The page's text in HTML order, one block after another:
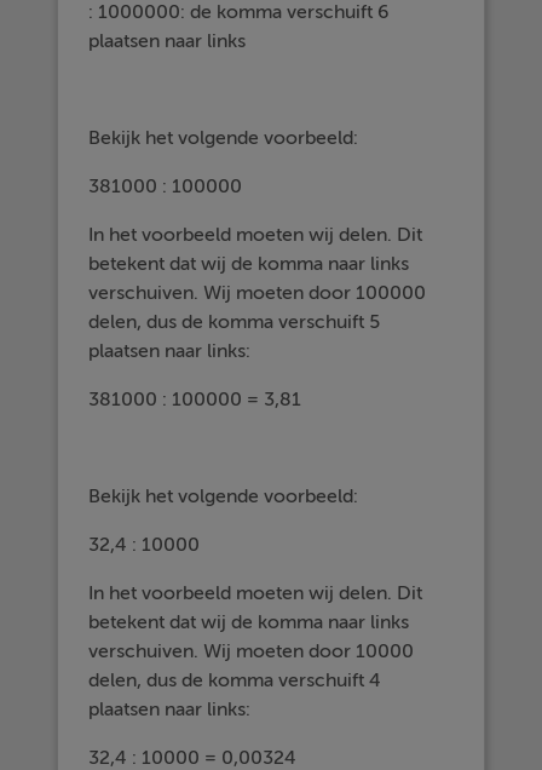
: 1000000: de komma verschuift 6
plaatsen naar links
Bekijk het volgende voorbeeld:
381000 : 100000
In het voorbeeld moeten wij delen. Dit
betekent dat wij de komma naar links
verschuiven. Wij moeten door 100000
delen, dus de komma verschuift 5
plaatsen naar links:
381000 : 100000 = 3,81
Bekijk het volgende voorbeeld:
32,4 : 10000
In het voorbeeld moeten wij delen. Dit
betekent dat wij de komma naar links
verschuiven. Wij moeten door 10000
delen, dus de komma verschuift 4
plaatsen naar links:
32,4 : 10000 = 0,00324